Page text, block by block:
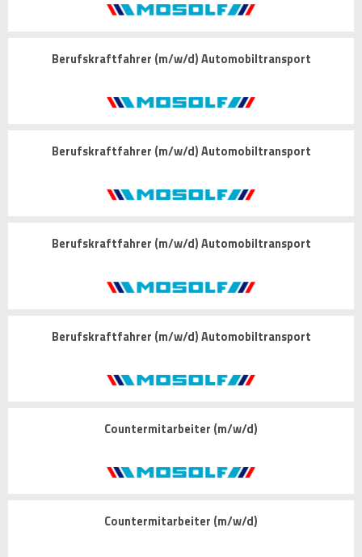
Berufskraftfahrer (m/w/d) Automobiltransport
Berufskraftfahrer (m/w/d) Automobiltransport
Berufskraftfahrer (m/w/d) Automobiltransport
Berufskraftfahrer (m/w/d) Automobiltransport
Countermitarbeiter (m/w/d)
Countermitarbeiter (m/w/d)